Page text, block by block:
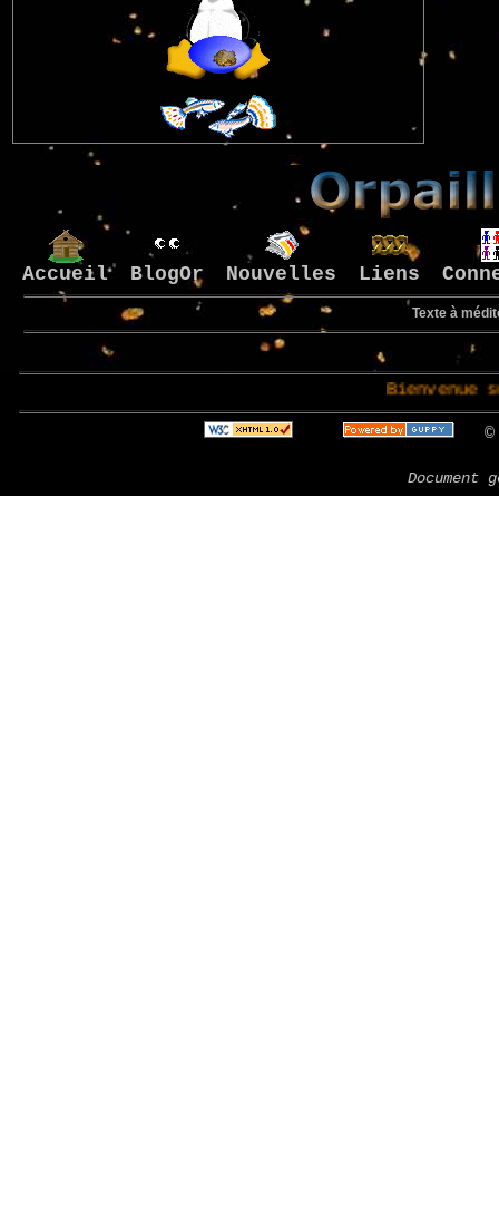
Accueil BlogOr Nouvelles Liens
Texte à
Bienvenue sur
©
Document